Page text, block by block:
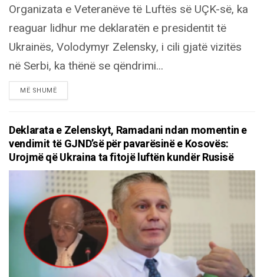
Organizata e Veteranëve të Luftës së UÇK-së, ka
reaguar lidhur me deklaratën e presidentit të
Ukrainës, Volodymyr Zelensky, i cili gjatë vizitës
në Serbi, ka thënë se qëndrimi...
MË SHUMËDETAILS
Deklarata e Zelenskyt, Ramadani ndan momentin e
vendimit të GJND’së për pavarësinë e Kosovës:
Urojmë që Ukraina ta fitojë luftën kundër Rusisë